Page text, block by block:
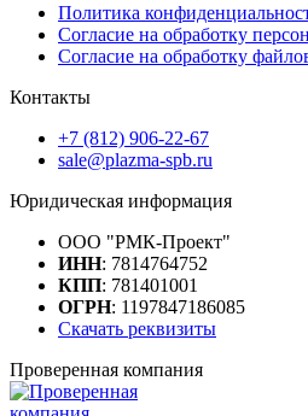
Политика
Согласие на обработку
Согласие на обработку
Контакты
+7 (812) 906-22-67
sale@plazma-spb.ru
Юридическая информация
ООО "РМК-Проект"
ИНН: 7814764752
КПП: 781401001
ОГРН: 1197847186085
Скачать реквизиты
Проверенная компания